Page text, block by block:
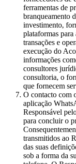
ferramentas de
branqueamento
investimento,
plataformas para
transações e
execução do
informações
consultores
consultoria, o
que fornecem
O contacto com
aplicação
Responsável
para concluir o
transmitidos ao
das suas
sob a forma da